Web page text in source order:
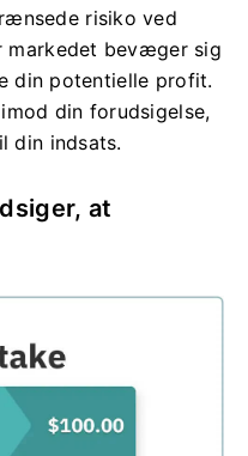
risiko ved
markedet bevæger sig
din potentielle profit.
din forudsigelse,
din indsats.
at